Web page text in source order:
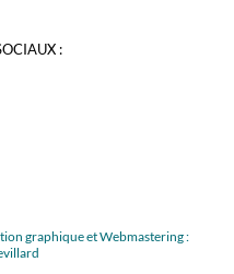
:
graphique et Webmastering :